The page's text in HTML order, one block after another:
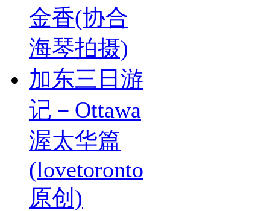
金香(协合
海琴拍摄)
加东三日游
记－Ottawa
渥太华篇
(lovetoronto
原创)